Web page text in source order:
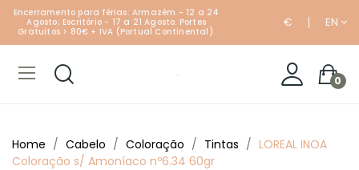
Encerramento para férias: Armazém - 12 a 24
Agosto; Escritório - 17 a 21 Agosto. Portes
Gratuitos > 80€ + IVA (Portual Continental).
€ EN
0
Home Cabelo Coloração Tintas
LOREAL INOA
Coloração s/ Amoníaco nº6.34 60gr